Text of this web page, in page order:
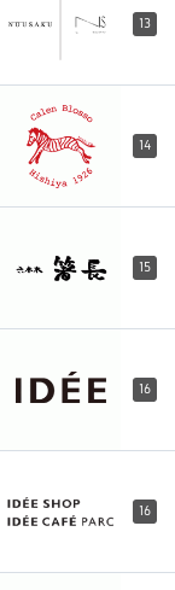
13
14
15
16
16